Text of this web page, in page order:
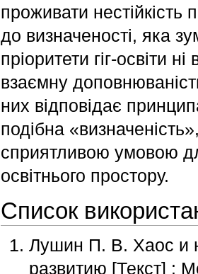
проживати нестійкість
до визначеності, яка
пріоритети гіг-освіти
взаємну
них відповідає
подібна
сприятливою умовою
освітнього простору.
Список
Лушин П. В. Хаос и
развитию [Текст] :